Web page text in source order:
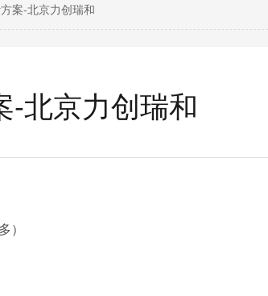
案-北京力创瑞和
-北京力创瑞和
）